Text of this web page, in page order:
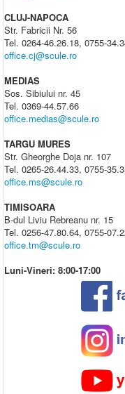
CLUJ-NAPOCA
Str. Fabricii Nr. 56
Tel. 0264-46.26.18, 0755-
office.cj@scule.ro
MEDIAS
Sos. Sibiului nr. 45
Tel. 0369-44.57.66
office.medias@scule.ro
TARGU MURES
Str. Gheorghe Doja nr. 107
Tel. 0265-26.44.33, 0755-
office.ms@scule.ro
TIMISOARA
B-dul Liviu Rebreanu nr. 15
Tel. 0256-47.80.64, 0755-
office.tm@scule.ro
Luni-Vineri: 8:00-17:00